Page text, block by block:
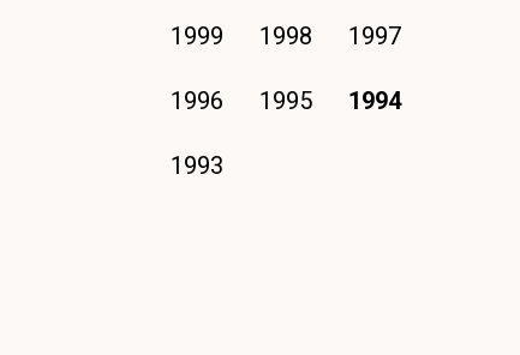
1999 1998 1997
1996 1995 1994
1993